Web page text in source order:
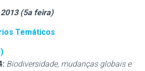
(5a feira)
Temáticos
Biodiversidade, mudanças globais e